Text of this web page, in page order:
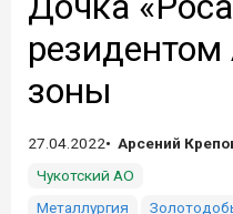
резидентом
зоны
27.04.2022
Арсений
Чукотский АО
Металлургия